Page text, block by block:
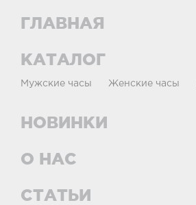
ГЛАВНАЯ
КАТАЛОГ
Мужские часы Женские часы
НОВИНКИ
О НАС
СТАТЬИ